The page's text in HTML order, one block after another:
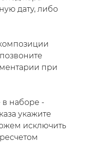
дату, либо
при
наборе -
укажите
исключить